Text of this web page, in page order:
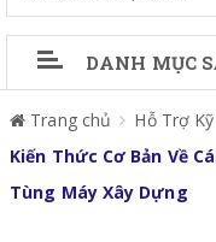
DANH MỤC
Trang chủ
Hỗ Trợ
Kiến Thức Cơ Bản Về
Tùng Máy Xây Dựng